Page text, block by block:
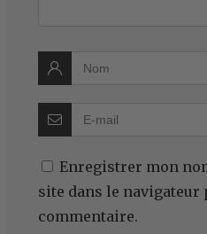
Enregistrer mon
site dans le
commentaire.